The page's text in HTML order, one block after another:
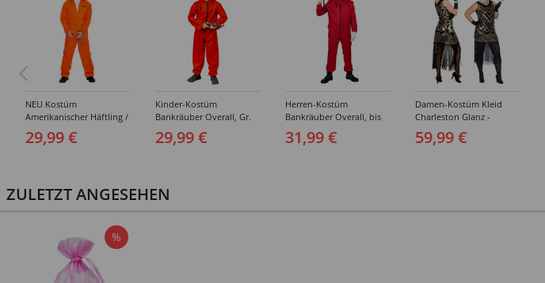
NEU Kostüm
Amerikanischer Häftling /
Sträfling, Overall, Orange
- verschiedene Größen
29,99 €
Kinder-Kostüm
Bankräuber Overall, Gr.
152-164
29,99 €
Herren-Kostüm
Bankräuber Overall, bis
190 cm
31,99 €
Damen-Kostüm Kleid
Charleston Glanz -
Verschiedene Größen (S-
XXL)
59,99 €
ZULETZT ANGESEHEN
%